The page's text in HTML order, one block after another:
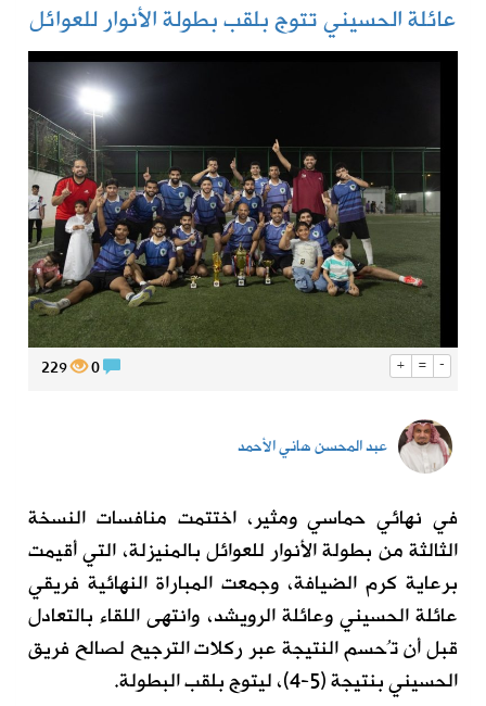
عائلة الحسيني تتوج بلقب بطولة الأنوار للعوائل
+ = -
229
عبد المحسن هاني الأحمد
في نهائي حماسي ومثير، اختتمت منافسات النسخة
الثالثة من بطولة الأنوار للعوائل بالمنيزلة، التي أقيمت
برعاية كرم الضيافة، وجمعت المباراة النهائية فريقي
عائلة الحسيني وعائلة الرويشد، وانتهى اللقاء بالتعادل
قبل أن تُحسم النتيجة عبر ركلات الترجيح لصالح فريق
الحسيني بنتيجة (5-4)، ليتوج بلقب البطولة.